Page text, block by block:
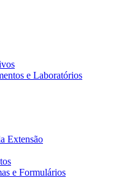
e Laboratórios
Extensão
e Formulários